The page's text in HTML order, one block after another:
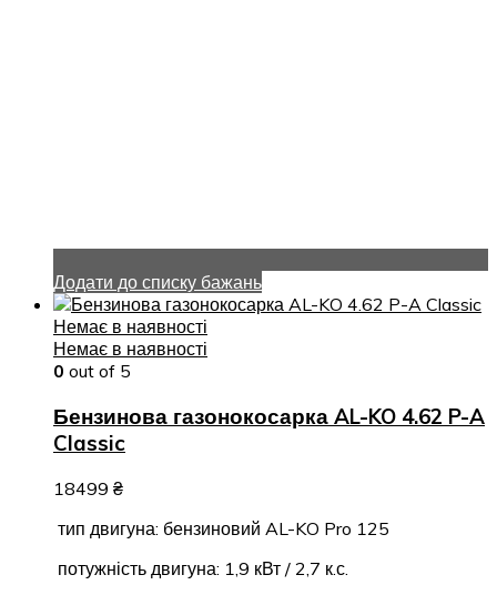
Додати до списку бажань
Немає в наявності
Немає в наявності
0 out of 5
Бензинова газонокосарка AL-KO 4.62 P-A
Classic
18499 ₴
тип двигуна: бензиновий AL-KO Pro 125
потужність двигуна: 1,9 кВт / 2,7 к.с.